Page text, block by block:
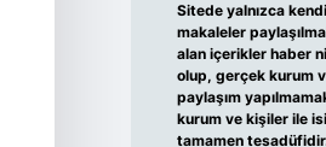
Sitede yalnızca kendi
makaleler
alan içerikler haber
olup, gerçek kurum
paylaşım
kurum ve kişiler ile
tamamen